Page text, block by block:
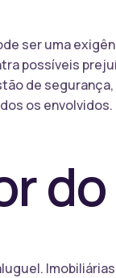
ser uma
possíveis
de
os envolvidos.